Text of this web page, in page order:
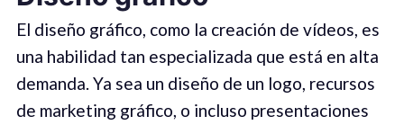
El diseño gráfico, como la creación de vídeos, es
una habilidad tan especializada que está en alta
demanda. Ya sea un diseño de un logo, recursos
de marketing gráfico, o incluso presentaciones